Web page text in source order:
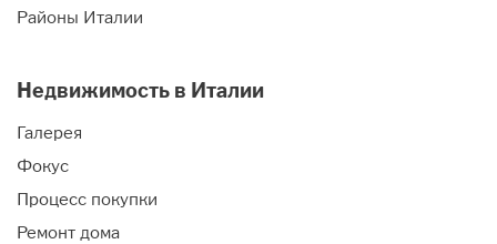
Районы Италии
Недвижимость в Италии
Галерея
Фокус
Процесс покупки
Ремонт дома